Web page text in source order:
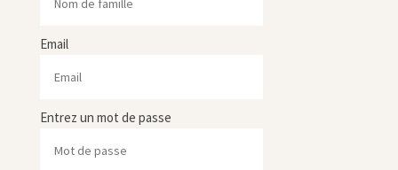
Email
Entrez un mot de passe